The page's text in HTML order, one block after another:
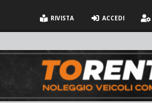
RIVISTA ACCEDI